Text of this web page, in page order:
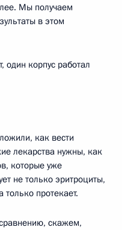
Мы получаем
в этом
корпус работал
как вести
лекарства нужны, как
которые уже
не только эритроциты,
только протекает.
скажем,